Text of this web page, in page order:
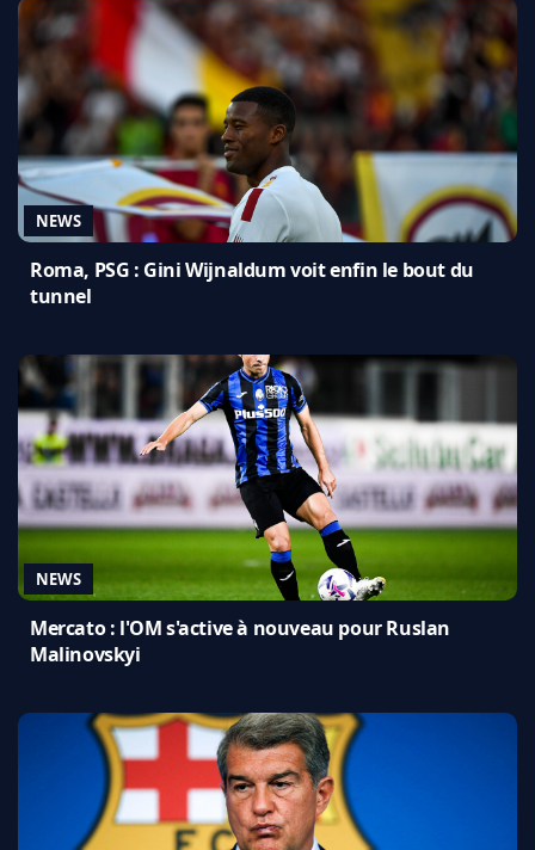
NEWS
Roma, PSG : Gini Wijnaldum voit enfin le bout du
tunnel
NEWS
Mercato : l'OM s'active à nouveau pour Ruslan
Malinovskyi